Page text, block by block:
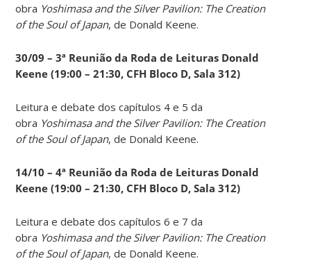
obra Yoshimasa and the Silver Pavilion: The Creation
of the Soul of Japan, de Donald Keene.
30/09 – 3ª Reunião da Roda de Leituras Donald
Keene (19:00 – 21:30, CFH Bloco D, Sala 312)
Leitura e debate dos capítulos 4 e 5 da
obra Yoshimasa and the Silver Pavilion: The Creation
of the Soul of Japan, de Donald Keene.
14/10 – 4ª Reunião da Roda de Leituras Donald
Keene (19:00 – 21:30, CFH Bloco D, Sala 312)
Leitura e debate dos capítulos 6 e 7 da
obra Yoshimasa and the Silver Pavilion: The Creation
of the Soul of Japan, de Donald Keene.